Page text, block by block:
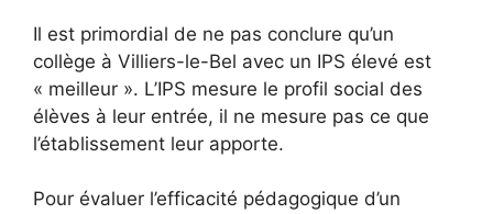
Il est primordial de ne pas conclure qu’un
collège à Villiers-le-Bel avec un IPS élevé est
« meilleur ». L’IPS mesure le profil social des
élèves à leur entrée, il ne mesure pas ce que
l’établissement leur apporte.
Pour évaluer l’efficacité pédagogique d’un